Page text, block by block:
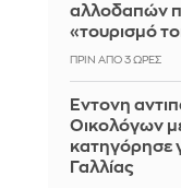
αλλοδαπών
«τουρισμό
ΠΡΙΝ ΑΠΌ 3 ΏΡΕΣ
Έντονη
Οικολόγων
κατηγόρησε
Γαλλίας